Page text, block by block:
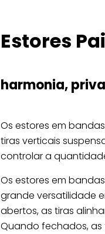
Estores
harmonia,
Os estores em
tiras verticais
controlar a
Os estores em
grande versatilidade
abertos, as tiras
Quando fechados,